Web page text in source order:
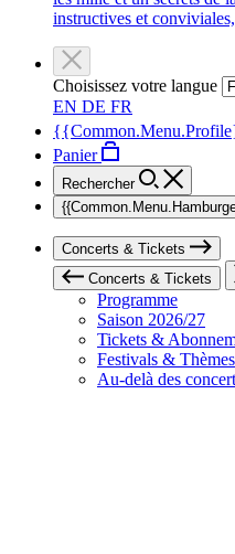
instructives et
Choisissez votre langue
EN DE FR
Panier
Rechercher
Concerts & Tickets
Concerts & Tickets
Programme
Saison 2026/27
Tickets &
Festivals & Thèmes
Au-delà des